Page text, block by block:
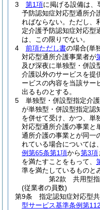
3
第1項に掲げる設備は、
予防認知症対応型通所介
ればならない。 ただし、
定介護予防認知症対応型
は、この限りでない。
4
前項ただし書の場合(単
対応型通所介護事業者が
及び深夜に単独型・併設
介護以外のサービスを提
ービスの内容を当該サー
出るものとする。
5
単独型・併設型指定介
が単独型・併設型指定認
を併せて受け、かつ、単
対応型通所介護の事業と
通所介護の事業とが同一
れている場合については、
例第65条第1項から第3項
を満たすことをもって、
準を満たしているものと
第2款
共用型
(従業者の員数)
第9条
指定認知症対応型
型サービス基準条例第